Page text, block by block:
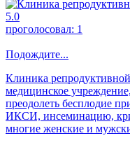
5.0
проголосовал: 1
Подождите...
Клиника
медицинское
преодолеть бесплодие
ИКСИ, инсеминацию,
многие женские и